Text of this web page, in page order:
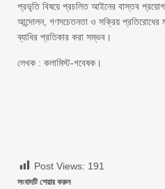
প্রভৃতি বিষয়ে প্রচলিত আইনের বাস্তব
আন্দোলন, গণসচেতনতা ও সক্রিয় প্রতিরোধের
ব্যাধির প্রতিকার করা সম্ভব।
লেখক : কলামিস্ট-গবেষক।
Post Views: 191
সংবাদটি শেয়ার করুন